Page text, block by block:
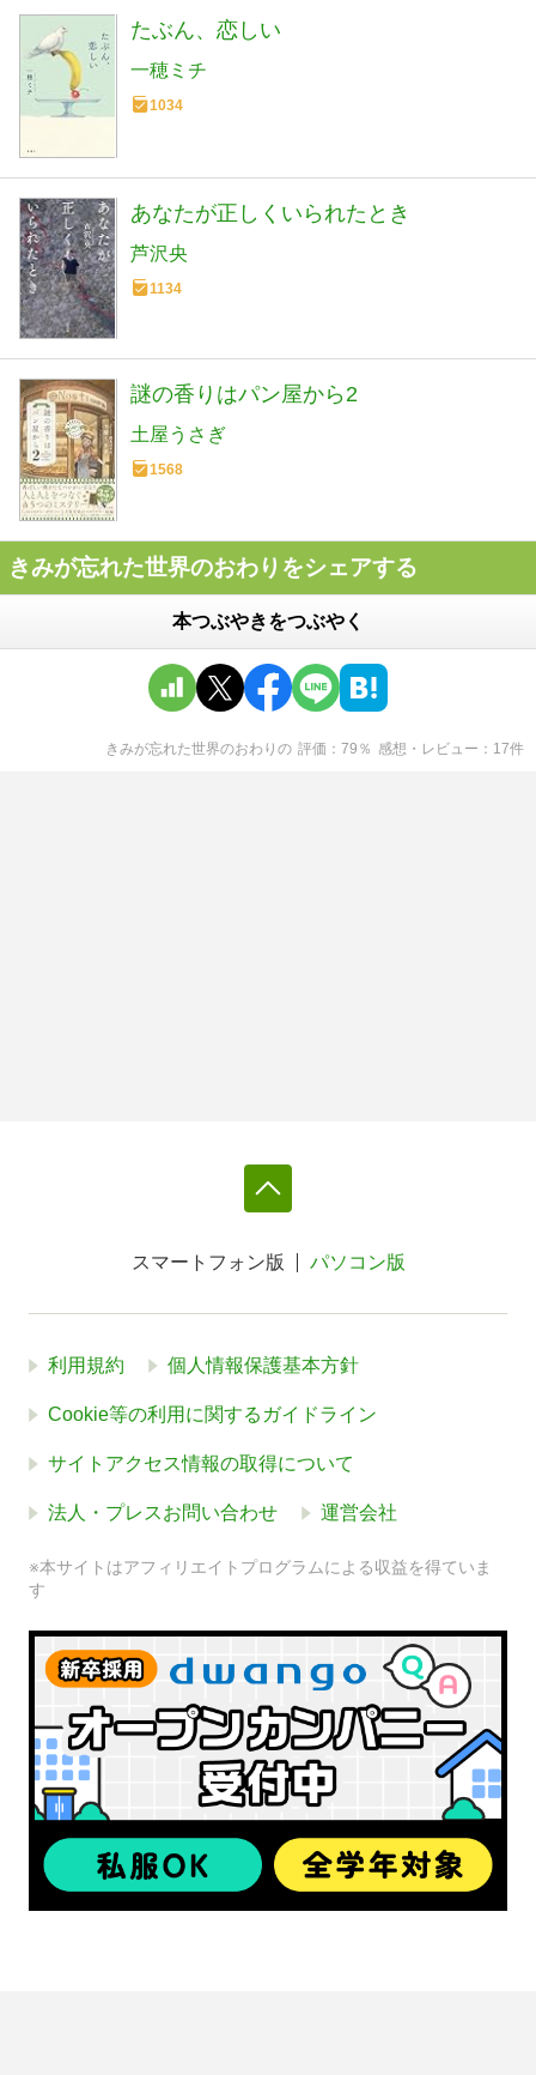
たぶん、恋しい
一穂ミチ
1034
あなたが正しくいられたとき
芦沢央
1134
謎の香りはパン屋から2
土屋うさぎ
1568
きみが忘れた世界のおわりをシェアする
本つぶやきをつぶやく
きみが忘れた世界のおわり の 評価 79 ％ 感想・レビュー 17件
スマートフォン版 パソコン版
利用規約 個人情報保護基本方針
Cookie等の利用に関するガイドライン
サイトアクセス情報の取得について
法人・プレスお問い合わせ 運営会社
※本サイトはアフィリエイトプログラムによる収益を得ていま
す